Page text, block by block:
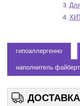
гипоаллергенно
наполнитель
ДОСТАВКА